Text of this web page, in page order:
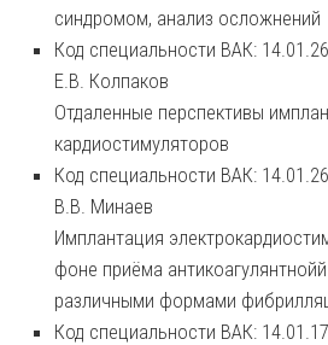
синдромом, анализ осложнений
Код специальности ВАК: 14.01.26
Е.В. Колпаков
Отдаленные перспективы
кардиостимуляторов
Код специальности ВАК: 14.01.26
В.В. Минаев
Имплантация
фоне приёма
различными формами
Код специальности ВАК: